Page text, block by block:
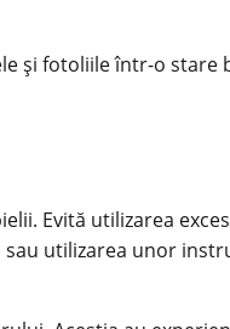
și fotoliile într-o stare
Evită utilizarea
utilizarea unor